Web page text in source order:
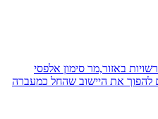
באזור,מר סימון אלפסי
להפוך את היישוב שהחל כמעברה